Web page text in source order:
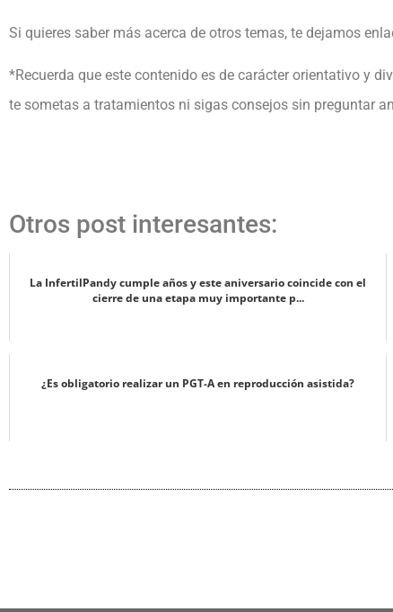
Si quieres saber más acerca de otros temas, te dejamos
*Recuerda que este contenido es de carácter orientativo y
te sometas a tratamientos ni sigas consejos sin preguntar
Otros post interesantes:
La InfertilPandy cumple años y este aniversario coincide con el
cierre de una etapa muy importante p...
¿Es obligatorio realizar un PGT-A en reproducción asistida?